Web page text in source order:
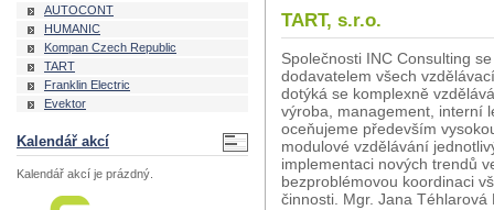
AUTOCONT
HUMANIC
Kompan Czech Republic
TART
Franklin Electric
Evektor
Kalendář akcí
Kalendář akcí je prázdný.
TART, s.r.o.
Společnosti INC Consulting
dodavatelem všech
dotýká se komplexně
výroba, management, interní
oceňujeme především
modulové vzdělávání
implementaci nových trendů
bezproblémovou koordinaci
činnosti. Mgr. Jana